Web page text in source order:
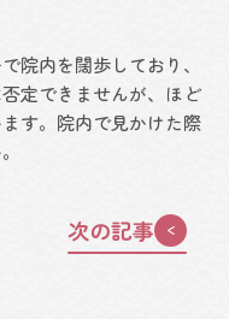
院内を闊歩しており、
定できませんが、ほど
す。院内で見かけた際
次の記事